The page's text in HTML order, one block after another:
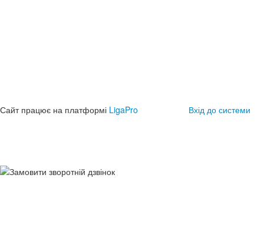
Сайт працює на платформі LigaPro Вхід до системи